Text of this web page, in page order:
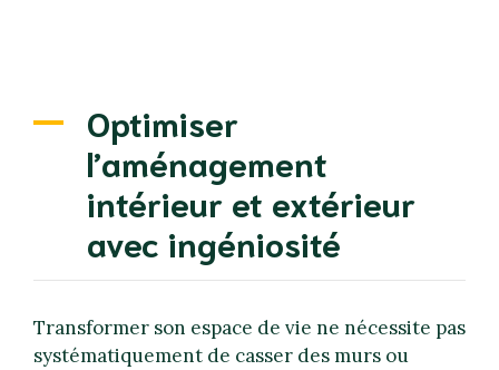
Optimiser
l’aménagement
intérieur et extérieur
avec ingéniosité
Transformer son espace de vie ne nécessite pas
systématiquement de casser des murs ou